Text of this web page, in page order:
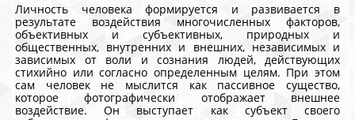
Личность человека формируется и развивается в
результате воздействия многочисленных факторов,
объективных и субъективных, природных и
общественных, внутренних и внешних, независимых и
зависимых от воли и сознания людей, действующих
стихийно или согласно определенным целям. При этом
сам человек не мыслится как пассивное существо,
которое фотографически отображает внешнее
воздействие. Он выступает как субъект своего